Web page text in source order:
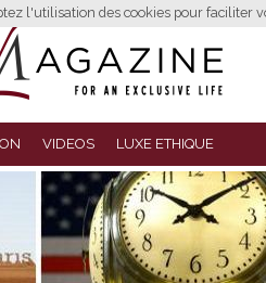
l'utilisation des cookies pour faciliter
VIDEOS LUXE ETHIQUE